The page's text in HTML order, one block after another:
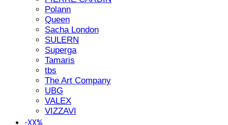
Polann
Queen
Sacha London
SULERN
Superga
Tamaris
tbs
The Art Company
UBG
VALEX
VIZZAVI
-XX%